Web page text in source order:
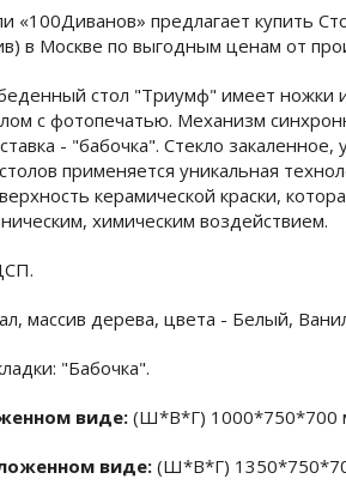
«100Диванов» предлагает купить
в Москве по выгодным ценам от
стол "Триумф" имеет ножки
с фотопечатью. Механизм
- "бабочка". Стекло
применяется уникальная
керамической краски,
химическим воздействием.
массив дерева, цвета - Белый,
"Бабочка".
виде:(Ш*В*Г) 1000*750*700
виде: (Ш*В*Г)